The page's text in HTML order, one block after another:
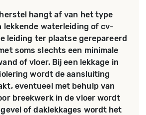
hangt af van het type
lekkende waterleiding of cv-
leiding ter plaatse gerepareerd
soms slechts een minimale
of vloer. Bij een lekkage in
wordt de aansluiting
eventueel met behulp van
breekwerk in de vloer wordt
of daklekkages wordt het